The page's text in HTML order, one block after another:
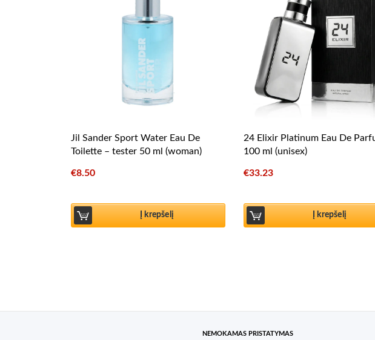
Jil Sander Sport Water Eau De
Toilette – tester 50 ml (woman)
€8.50
Į krepšelį
24 Elixir Platinum Eau De
100 ml (unisex)
€33.23
Į krepšelį
NEMOKAMAS PRISTATYMAS